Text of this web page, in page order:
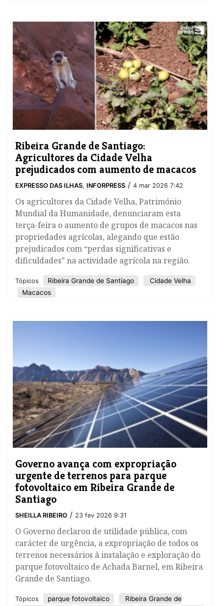
Ribeira Grande de Santiago:
Agricultores da Cidade Velha
prejudicados com aumento de macacos
EXPRESSO DAS ILHAS, INFORPRESS / 4 mar 2026 7:42
​Os agricultores da Cidade Velha, Património
Mundial da Humanidade, denunciaram esta
terça-feira o aumento de grupos de macacos nas
propriedades agrícolas, alegando que estão
prejudicados com “perdas significativas e
dificuldades” na actividade agrícola na região.
Tópicos Ribeira Grande de Santiago
Cidade Velha
Macacos
Governo avança com expropriação
urgente de terrenos para parque
fotovoltaico em Ribeira Grande de
Santiago
SHEILLA RIBEIRO / 23 fev 2026 9:31
O Governo declarou de utilidade pública, com
carácter de urgência, a expropriação de todos os
terrenos necessários à instalação e exploração do
parque fotovoltaico de Achada Barnel, em Ribeira
Grande de Santiago.
Tópicos parque fotovoltaico
Ribeira Grande de